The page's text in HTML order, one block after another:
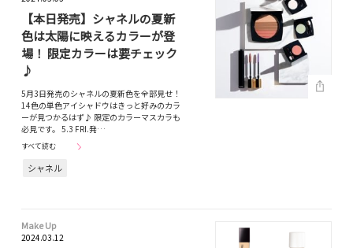
【本日発売】シャネルの夏新
色は太陽に映えるカラーが登
場！ 限定カラーは要チェック
♪
5月3日発売のシャネルの夏新色を全部見せ！
14色の単色アイシャドウはきっと好みのカラ
ーが見つかるはず♪ 限定のカラーマスカラも
必見です。 5.3 FRI.発…
すべて読む
シャネル
Make Up
2024.03.12